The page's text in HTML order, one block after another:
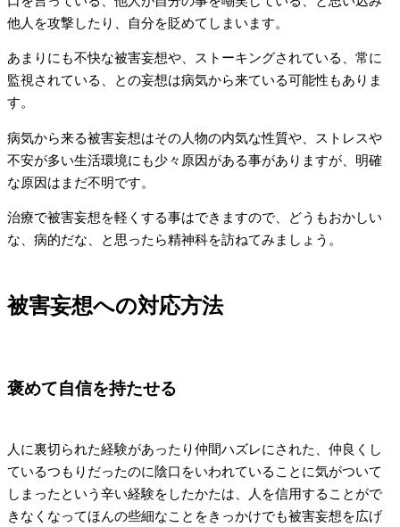
他人を攻撃したり、自分を貶めてしまいます。
あまりにも不快な被害妄想や、ストーキングされている、常に
監視されている、との妄想は病気から来ている可能性もありま
す。
病気から来る被害妄想はその人物の内気な性質や、ストレスや
不安が多い生活環境にも少々原因がある事がありますが、明確
な原因はまだ不明です。
治療で被害妄想を軽くする事はできますので、どうもおかしい
な、病的だな、と思ったら精神科を訪ねてみましょう。
被害妄想への対応方法
褒めて自信を持たせる
人に裏切られた経験があったり仲間ハズレにされた、仲良くし
ているつもりだったのに陰口をいわれていることに気がついて
しまったという辛い経験をしたかたは、人を信用することがで
きなくなってほんの些細なことをきっかけでも被害妄想を広げ